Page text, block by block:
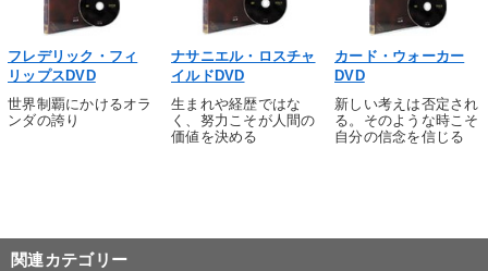
フレデリック・フィ
リップスDVD
世界制覇にかけるオラ
ンダの誇り
ナサニエル・ロスチャ
イルドDVD
生まれや経歴ではな
く、努力こそが人間の
価値を決める
カード・ウォーカー
DVD
新しい考えは否定され
る。そのような時こそ
自分の信念を信じる
関連カテゴリー